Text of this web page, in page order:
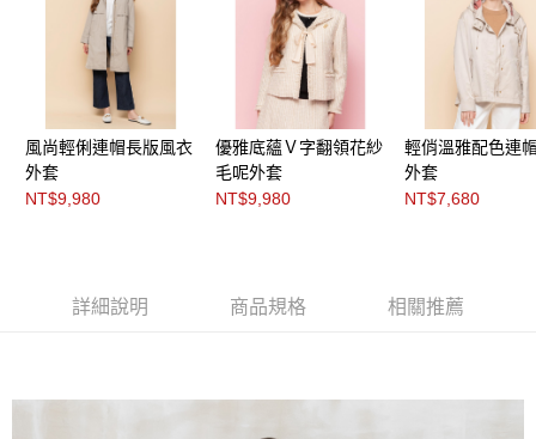
請求用戶進行身份認證。
５．嚴禁一人註冊多個帳號或使用他人資訊註冊。若發現惡意使用之情形，
恩沛科技股份有限公司將有權停止該用戶之使用額度並採取法律行動。
風尚輕俐連帽長版風衣
外套
NT$9,980
優雅底蘊Ｖ字翻領花紗
毛呢外套
NT$9,980
輕俏溫雅配色連
外套
NT$7,680
詳細說明 商品規格 相關推薦